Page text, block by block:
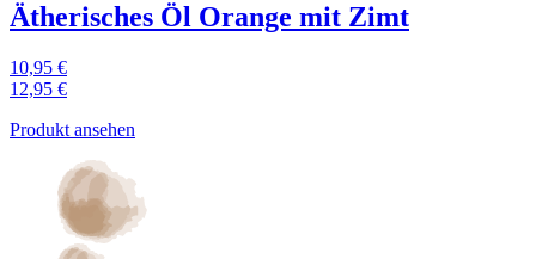
Ätherisches Öl Orange mit Zimt
10,95 €
12,95 €
Produkt ansehen